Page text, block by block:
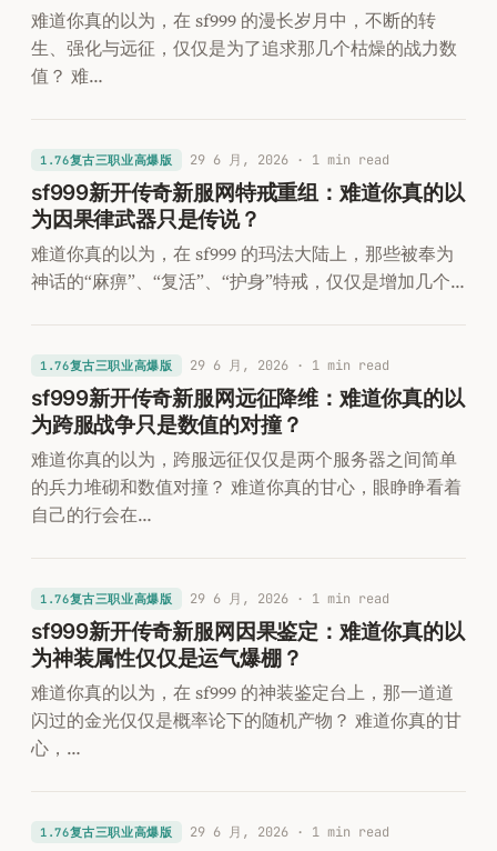
难道你真的以为，在 sf999 的漫长岁月中，不断的转
生、强化与远征，仅仅是为了追求那几个枯燥的战力数
值？ 难…
1.76复古三职业高爆版 29 6 月, 2026· 1 min read
sf999新开传奇新服网特戒重组：难道你真的以
为因果律武器只是传说？
难道你真的以为，在 sf999 的玛法大陆上，那些被奉为
神话的“麻痹”、“复活”、“护身”特戒，仅仅是增加几个…
1.76复古三职业高爆版 29 6 月, 2026· 1 min read
sf999新开传奇新服网远征降维：难道你真的以
为跨服战争只是数值的对撞？
难道你真的以为，跨服远征仅仅是两个服务器之间简单
的兵力堆砌和数值对撞？ 难道你真的甘心，眼睁睁看着
自己的行会在…
1.76复古三职业高爆版 29 6 月, 2026· 1 min read
sf999新开传奇新服网因果鉴定：难道你真的以
为神装属性仅仅是运气爆棚？
难道你真的以为，在 sf999 的神装鉴定台上，那一道道
闪过的金光仅仅是概率论下的随机产物？ 难道你真的甘
心，…
1.76复古三职业高爆版 29 6 月, 2026· 1 min read